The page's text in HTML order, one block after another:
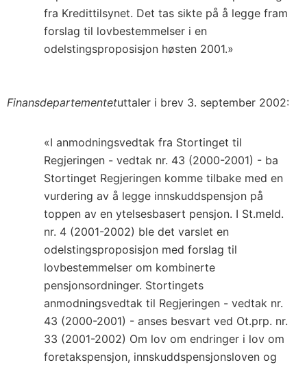
fra Kredittilsynet. Det tas sikte på å legge fram
forslag til lovbestemmelser i en
odelstingsproposisjon høsten 2001.»
Finansdepartementetuttaler i brev 3. september 2002:
«I anmodningsvedtak fra Stortinget til
Regjeringen - vedtak nr. 43 (2000-2001) - ba
Stortinget Regjeringen komme tilbake med en
vurdering av å legge innskuddspensjon på
toppen av en ytelsesbasert pensjon. I St.meld.
nr. 4 (2001-2002) ble det varslet en
odelstingsproposisjon med forslag til
lovbestemmelser om kombinerte
pensjonsordninger. Stortingets
anmodningsvedtak til Regjeringen - vedtak nr.
43 (2000-2001) - anses besvart ved Ot.prp. nr.
33 (2001-2002) Om lov om endringer i lov om
foretakspensjon, innskuddspensjonsloven og